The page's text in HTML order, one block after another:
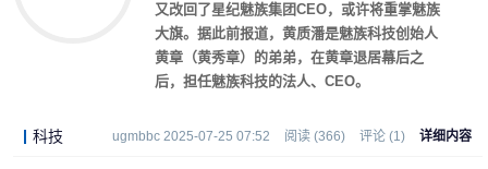
又改回了星纪魅族集团CEO，或许将重掌魅族
大旗。 据此前报道，黄质潘是魅族科技创始人
黄章（黄秀章）的弟弟，在黄章退居幕后之
后，担任魅族科技的法人、CEO。
科技 ugmbbc 2025-07-25 07:52 阅读 (366) 评论 (1) 详细内容